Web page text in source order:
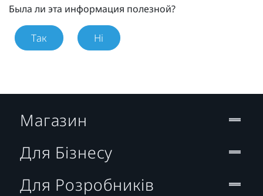
Была ли эта информация полезной?
Так Ні
Магазин
Для Бізнесу
Для Розробників